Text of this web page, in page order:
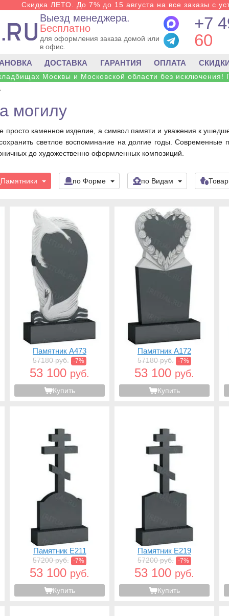
Скидка ЛЕТО. До 7% до 15 августа на все заказы с
Выезд менеджера.
Бесплатно
для оформления заказа домой или
в офис.
+7
60
ДОСТАВКА ГАРАНТИЯ ОПЛАТА
Москвы и Московской области без исключения!
могилу
каменное изделие, а символ памяти и уважения к
сохранить светлое воспоминание на долгие годы.
до художественно оформленных композиций.
Памятники по Форме по Видам
Памятник A473
57180 руб. -7%
53 100 руб.
Купить
Памятник A172
57180 руб. -7%
53 100 руб.
Купить
Памятник E211
57200 руб. -7%
53 100 руб.
Купить
Памятник E219
57200 руб. -7%
53 100 руб.
Купить